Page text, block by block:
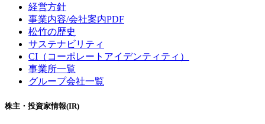
経営方針
事業内容/会社案内PDF
松竹の歴史
サステナビリティ
CI（コーポレートアイデンティティ）
事業所一覧
グループ会社一覧
株主・投資家情報(IR)